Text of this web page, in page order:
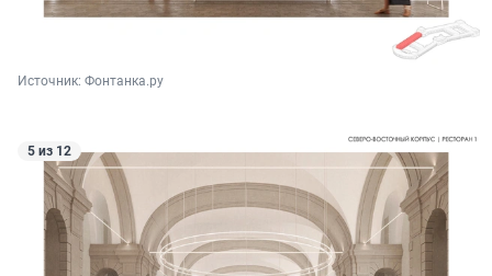
Источник: Фонтанка.ру
5 из 12